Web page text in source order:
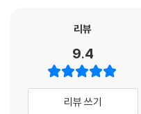
4-10. 어림수와 부등식의 종류
5부 수와 수식의 확장
5-1. 모든 것은 분수로 통한다
5-2. 비는 상대적 비교다
리뷰
9.4
리뷰 쓰기